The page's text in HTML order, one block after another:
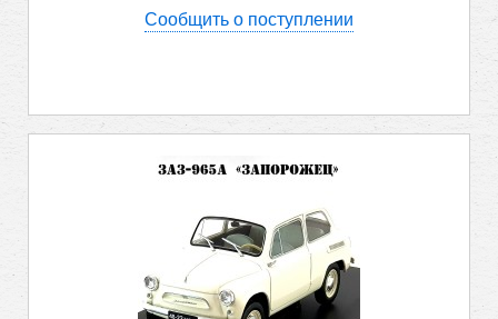
Сообщить о поступлении